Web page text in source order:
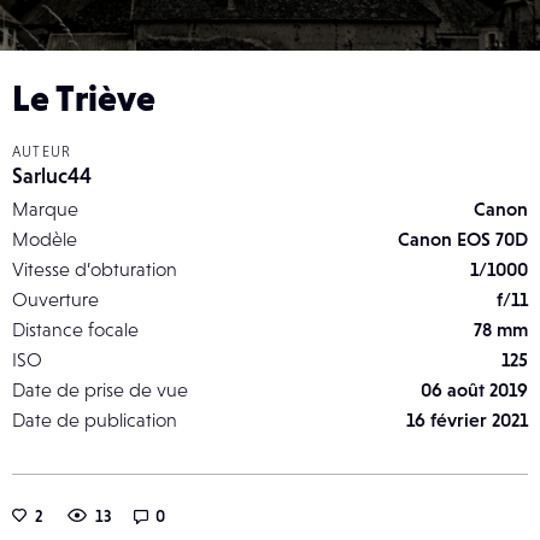
Le Triève
AUTEUR
Sarluc44
Marque
Canon
Modèle
Canon EOS 70D
Vitesse d’obturation
1/1000
Ouverture
f/11
Distance focale
78 mm
ISO
125
Date de prise de vue
06 août 2019
Date de publication
16 février 2021
2 13 0